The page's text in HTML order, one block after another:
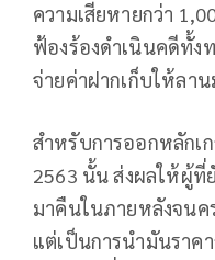
ความเสียหายกว่า
ฟ้องร้องดำเนินคดีทั้ง
จ่ายค่าฝากเก็บให้ลา
สำหรับการออกหลัก
2563 นั้น ส่งผลให้ผู้ที่
มาคืนในภายหลังจนค
แต่เป็นการนำมันราค